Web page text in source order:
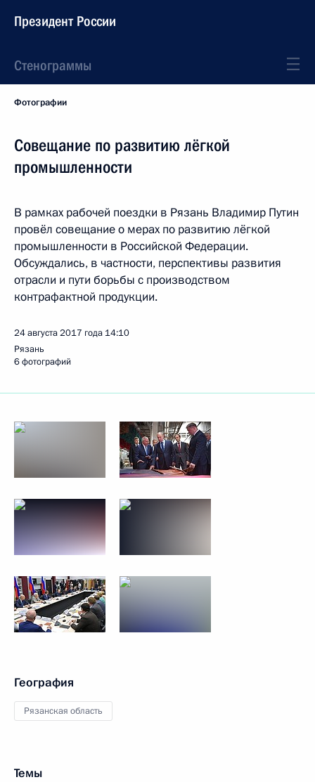
Президент России
Стенограммы
Фотографии
Совещание по развитию лёгкой
промышленности
В рамках рабочей поездки в Рязань Владимир Путин
провёл совещание о мерах по развитию лёгкой
промышленности в Российской Федерации.
Обсуждались, в частности, перспективы развития
отрасли и пути борьбы с производством
контрафактной продукции.
24 августа 2017 года 14:10
Рязань
6 фотографий
География
Рязанская область
Темы